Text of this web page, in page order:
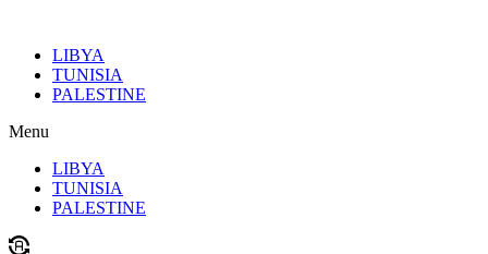
contenuLIBYA
TUNISIA
PALESTINE
Menu
LIBYA
TUNISIA
PALESTINE